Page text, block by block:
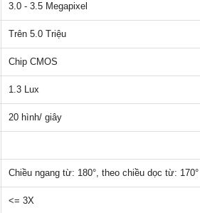
3.0 - 3.5 Megapixel
Trên 5.0 Triệu
Chip CMOS
1.3 Lux
20 hình/ giây
Chiều ngang từ: 180°, theo chiều dọc từ: 170°
<= 3X